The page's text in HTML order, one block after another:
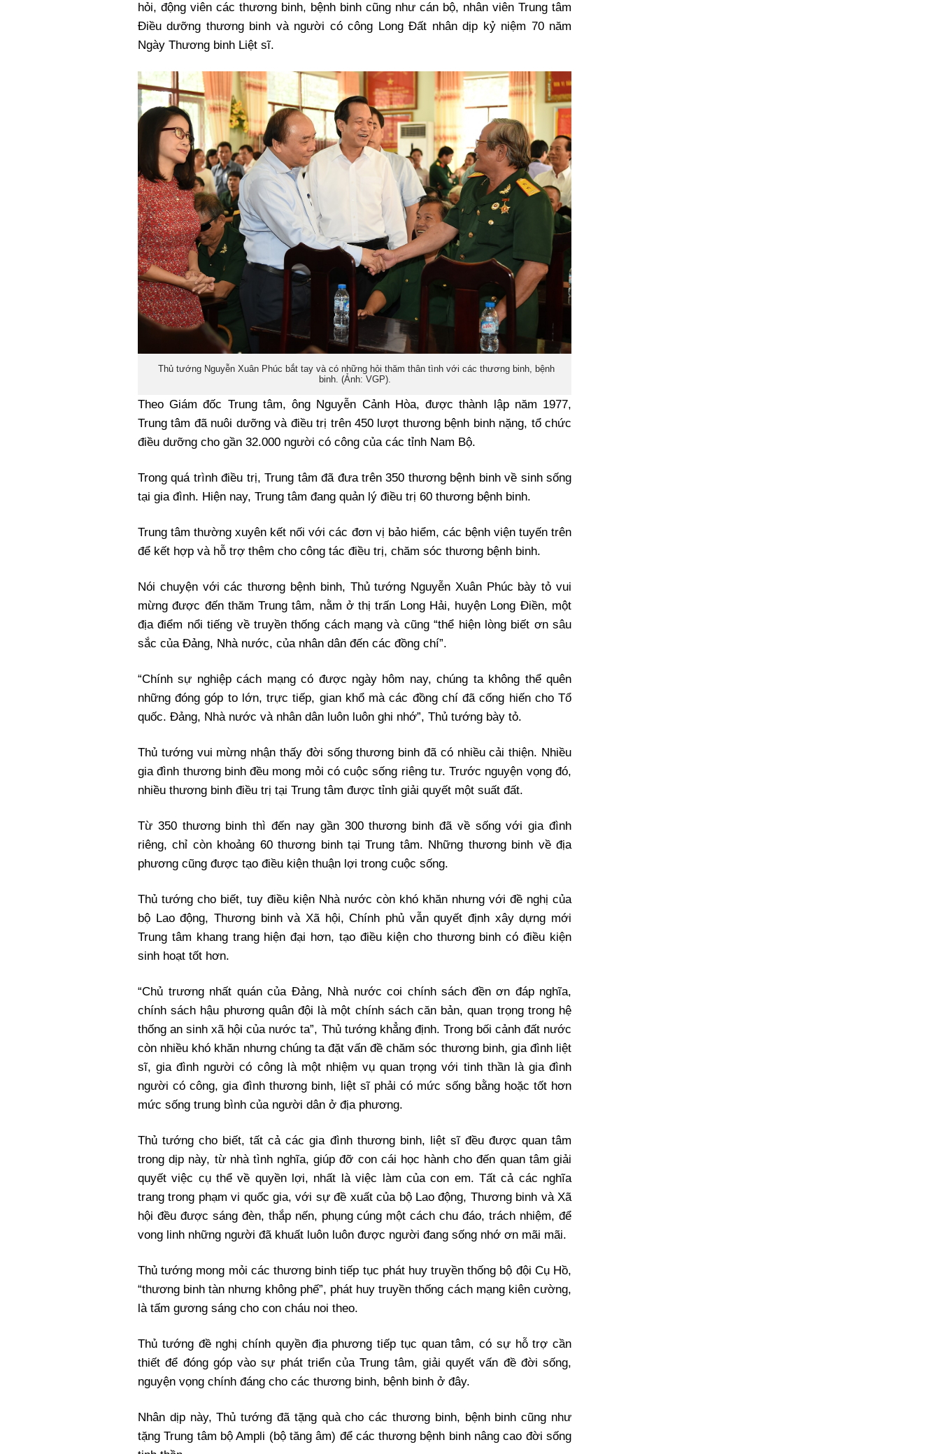
hỏi, động viên các thương binh, bệnh binh cũng như cán bộ, nhân viên Trung tâm
Điều dưỡng thương binh và người có công Long Đất nhân dịp kỷ niệm 70 năm
Ngày Thương binh Liệt sĩ.
Thủ tướng Nguyễn Xuân Phúc bắt tay và có những hỏi thăm thân tình với các thương binh, bệnh
binh. (Ảnh: VGP).
Theo Giám đốc Trung tâm, ông Nguyễn Cảnh Hòa, được thành lập năm 1977,
Trung tâm đã nuôi dưỡng và điều trị trên 450 lượt thương bệnh binh nặng, tổ chức
điều dưỡng cho gần 32.000 người có công của các tỉnh Nam Bộ.
Trong quá trình điều trị, Trung tâm đã đưa trên 350 thương bệnh binh về sinh sống
tại gia đình. Hiện nay, Trung tâm đang quản lý điều trị 60 thương bệnh binh.
Trung tâm thường xuyên kết nối với các đơn vị bảo hiểm, các bệnh viện tuyến trên
để kết hợp và hỗ trợ thêm cho công tác điều trị, chăm sóc thương bệnh binh.
Nói chuyện với các thương bệnh binh, Thủ tướng Nguyễn Xuân Phúc bày tỏ vui
mừng được đến thăm Trung tâm, nằm ở thị trấn Long Hải, huyện Long Điền, một
địa điểm nổi tiếng về truyền thống cách mạng và cũng “thể hiện lòng biết ơn sâu
sắc của Đảng, Nhà nước, của nhân dân đến các đồng chí”.
“Chính sự nghiệp cách mạng có được ngày hôm nay, chúng ta không thể quên
những đóng góp to lớn, trực tiếp, gian khổ mà các đồng chí đã cống hiến cho Tổ
quốc. Đảng, Nhà nước và nhân dân luôn luôn ghi nhớ”, Thủ tướng bày tỏ.
Thủ tướng vui mừng nhận thấy đời sống thương binh đã có nhiều cải thiện. Nhiều
gia đình thương binh đều mong mỏi có cuộc sống riêng tư. Trước nguyện vọng đó,
nhiều thương binh điều trị tại Trung tâm được tỉnh giải quyết một suất đất.
Từ 350 thương binh thì đến nay gần 300 thương binh đã về sống với gia đình
riêng, chỉ còn khoảng 60 thương binh tại Trung tâm. Những thương binh về địa
phương cũng được tạo điều kiện thuận lợi trong cuộc sống.
Thủ tướng cho biết, tuy điều kiện Nhà nước còn khó khăn nhưng với đề nghị của
bộ Lao động, Thương binh và Xã hội, Chính phủ vẫn quyết định xây dựng mới
Trung tâm khang trang hiện đại hơn, tạo điều kiện cho thương binh có điều kiện
sinh hoạt tốt hơn.
“Chủ trương nhất quán của Đảng, Nhà nước coi chính sách đền ơn đáp nghĩa,
chính sách hậu phương quân đội là một chính sách căn bản, quan trọng trong hệ
thống an sinh xã hội của nước ta”, Thủ tướng khẳng định. Trong bối cảnh đất nước
còn nhiều khó khăn nhưng chúng ta đặt vấn đề chăm sóc thương binh, gia đình liệt
sĩ, gia đình người có công là một nhiệm vụ quan trọng với tinh thần là gia đình
người có công, gia đình thương binh, liệt sĩ phải có mức sống bằng hoặc tốt hơn
mức sống trung bình của người dân ở địa phương.
Thủ tướng cho biết, tất cả các gia đình thương binh, liệt sĩ đều được quan tâm
trong dịp này, từ nhà tình nghĩa, giúp đỡ con cái học hành cho đến quan tâm giải
quyết việc cụ thể về quyền lợi, nhất là việc làm của con em. Tất cả các nghĩa
trang trong phạm vi quốc gia, với sự đề xuất của bộ Lao động, Thương binh và Xã
hội đều được sáng đèn, thắp nến, phụng cúng một cách chu đáo, trách nhiệm, để
vong linh những người đã khuất luôn luôn được người đang sống nhớ ơn mãi mãi.
Thủ tướng mong mỏi các thương binh tiếp tục phát huy truyền thống bộ đội Cụ Hồ,
“thương binh tàn nhưng không phế”, phát huy truyền thống cách mạng kiên cường,
là tấm gương sáng cho con cháu noi theo.
Thủ tướng đề nghị chính quyền địa phương tiếp tục quan tâm, có sự hỗ trợ cần
thiết để đóng góp vào sự phát triển của Trung tâm, giải quyết vấn đề đời sống,
nguyện vọng chính đáng cho các thương binh, bệnh binh ở đây.
Nhân dịp này, Thủ tướng đã tặng quà cho các thương binh, bệnh binh cũng như
tặng Trung tâm bộ Ampli (bộ tăng âm) để các thương bệnh binh nâng cao đời sống